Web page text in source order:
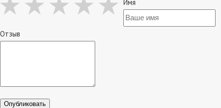
Имя
Отзыв
Опубликовать